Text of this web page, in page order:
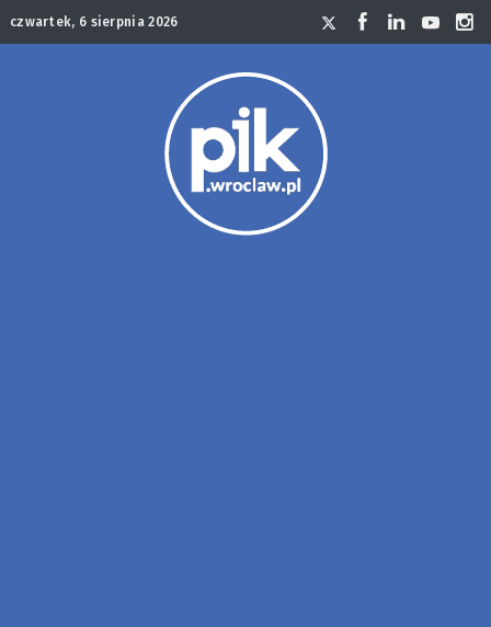
czwartek, 6 sierpnia 2026